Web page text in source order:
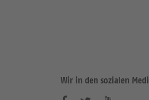
Wir in den sozialen